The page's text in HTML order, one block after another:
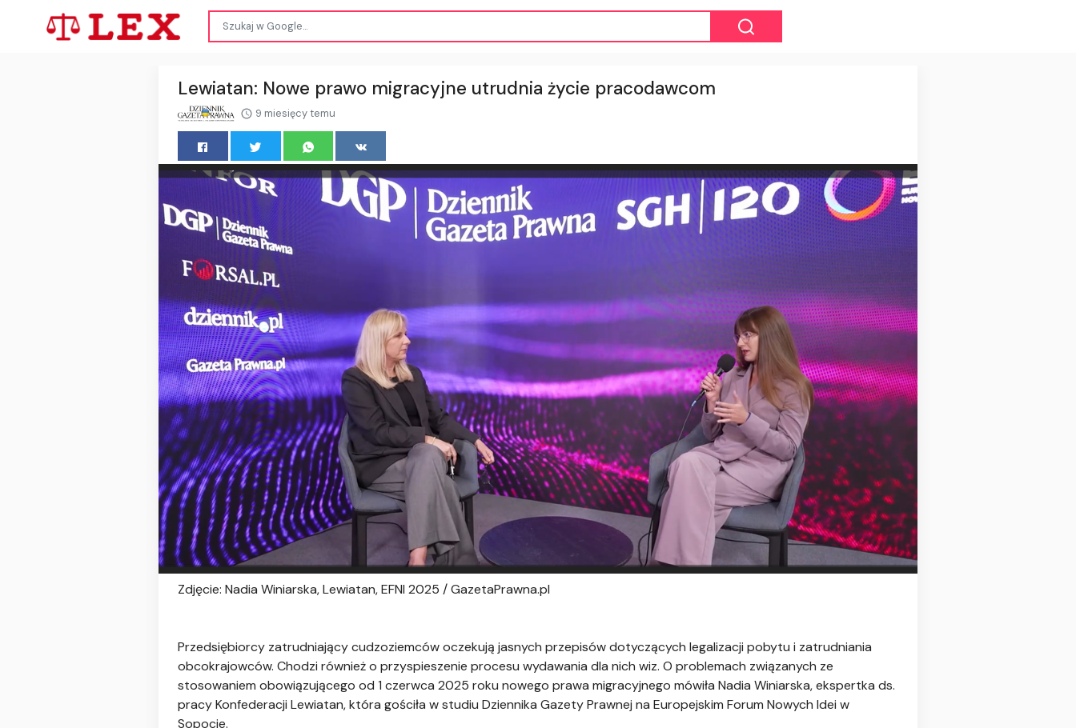
Lewiatan: Nowe prawo migracyjne utrudnia życie pracodawcom
9 miesięcy temu
Zdjęcie: Nadia Winiarska, Lewiatan, EFNI 2025 / GazetaPrawna.pl
Przedsiębiorcy zatrudniający cudzoziemców oczekują jasnych przepisów dotyczących legalizacji pobytu i zatrudniania
obcokrajowców. Chodzi również o przyspieszenie procesu wydawania dla nich wiz. O problemach związanych ze
stosowaniem obowiązującego od 1 czerwca 2025 roku nowego prawa migracyjnego mówiła Nadia Winiarska, ekspertka ds.
pracy Konfederacji Lewiatan, która gościła w studiu Dziennika Gazety Prawnej na Europejskim Forum Nowych Idei w
Sopocie.